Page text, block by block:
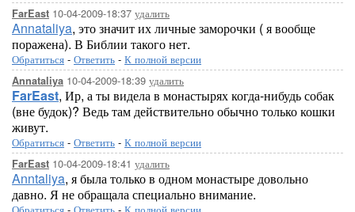
FarEast 10-04-2009-18:37 удалить
Annataliya, это значит их личные заморочки ( я вообще
поражена). В Библии такого нет.
Обратиться - Ответить - К полной версии
Annataliya 10-04-2009-18:39 удалить
FarEast, Ир, а ты видела в монастырях когда-нибудь собак
(вне будок)? Ведь там действительно обычно только кошки
живут.
Обратиться - Ответить - К полной версии
FarEast 10-04-2009-18:41 удалить
Anntaliya, я была только в одном монастыре довольно
давно. Я не обращала специально внимание.